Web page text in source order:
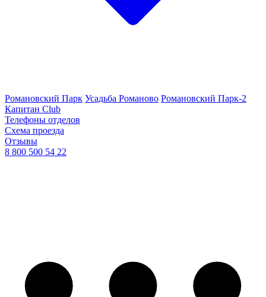
Романовский Парк Усадьба Романово Романовский Парк-2
Капитан Club
Телефоны отделов
Схема проезда
Отзывы
8 800 500 54 22